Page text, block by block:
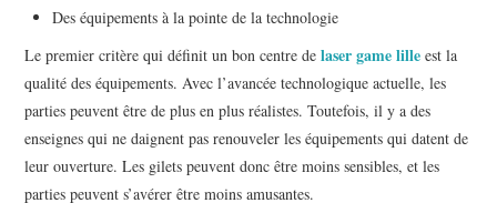
Des équipements à la pointe de la technologie
Le premier critère qui définit un bon centre delaser game lille est la
qualité des équipements. Avec l’avancée technologique actuelle, les
parties peuvent être de plus en plus réalistes. Toutefois, il y a des
enseignes qui ne daignent pas renouveler les équipements qui datent de
leur ouverture. Les gilets peuvent donc être moins sensibles, et les
parties peuvent s’avérer être moins amusantes.